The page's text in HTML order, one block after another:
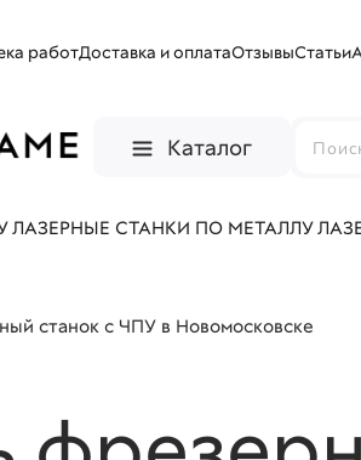
работДоставка и оплатаОтзывыСтатьи
Каталог
ЛАЗЕРНЫЕ СТАНКИ ПО МЕТАЛЛУ
станок с ЧПУ в Новомосковске